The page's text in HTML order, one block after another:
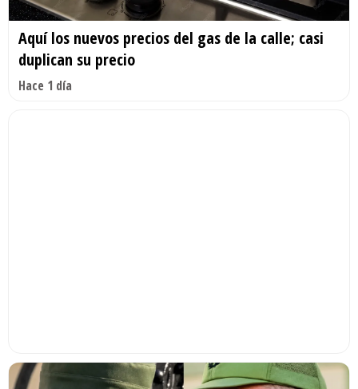
Aquí los nuevos precios del gas de la calle; casi
duplican su precio
Hace 1 día